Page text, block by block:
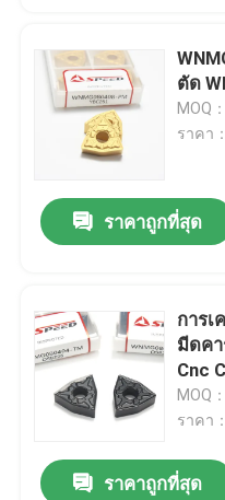
ตัด
MOQ
ราคา
ราคาถูกที่สุด
การเ
มีดคา
Cnc
MOQ
ราคา
ราคาถูกที่สุด